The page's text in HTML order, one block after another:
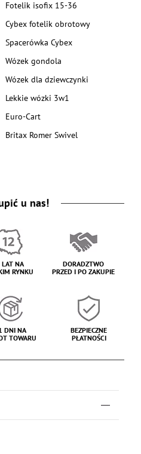
Fotelik isofix 15-36
Cybex fotelik obrotowy
Spacerówka Cybex
Wózek gondola
Wózek dla dziewczynki
Lekkie wózki 3w1
Euro-Cart
Britax Romer Swivel
u nas!
NA
RYNKU
DORADZTWO
PRZED I PO ZAKUPIE
DNI NA
TOWARU
BEZPIECZNE
PŁATNOŚCI